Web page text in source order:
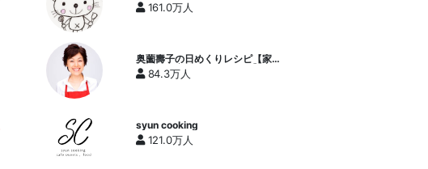
161.0万人
奥薗壽子の日めくりレシピ【家庭
料理研究家公式チャンネル】
84.3万人
syun cooking
121.0万人